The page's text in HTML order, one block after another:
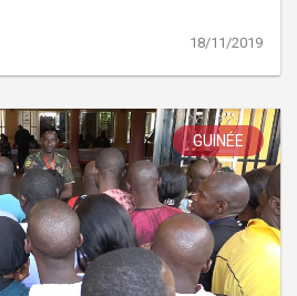
18/11/2019
GUINÉE